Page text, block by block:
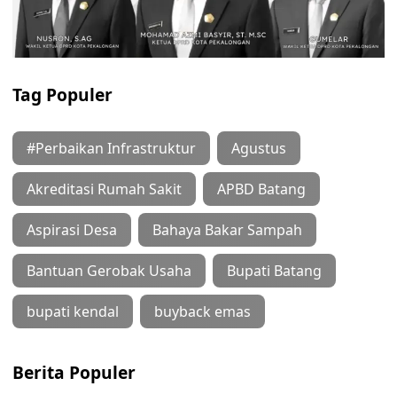
Tag Populer
#Perbaikan Infrastruktur Agustus
Akreditasi Rumah Sakit APBD Batang
Aspirasi Desa Bahaya Bakar Sampah
Bantuan Gerobak Usaha Bupati Batang
bupati kendal buyback emas
Berita Populer